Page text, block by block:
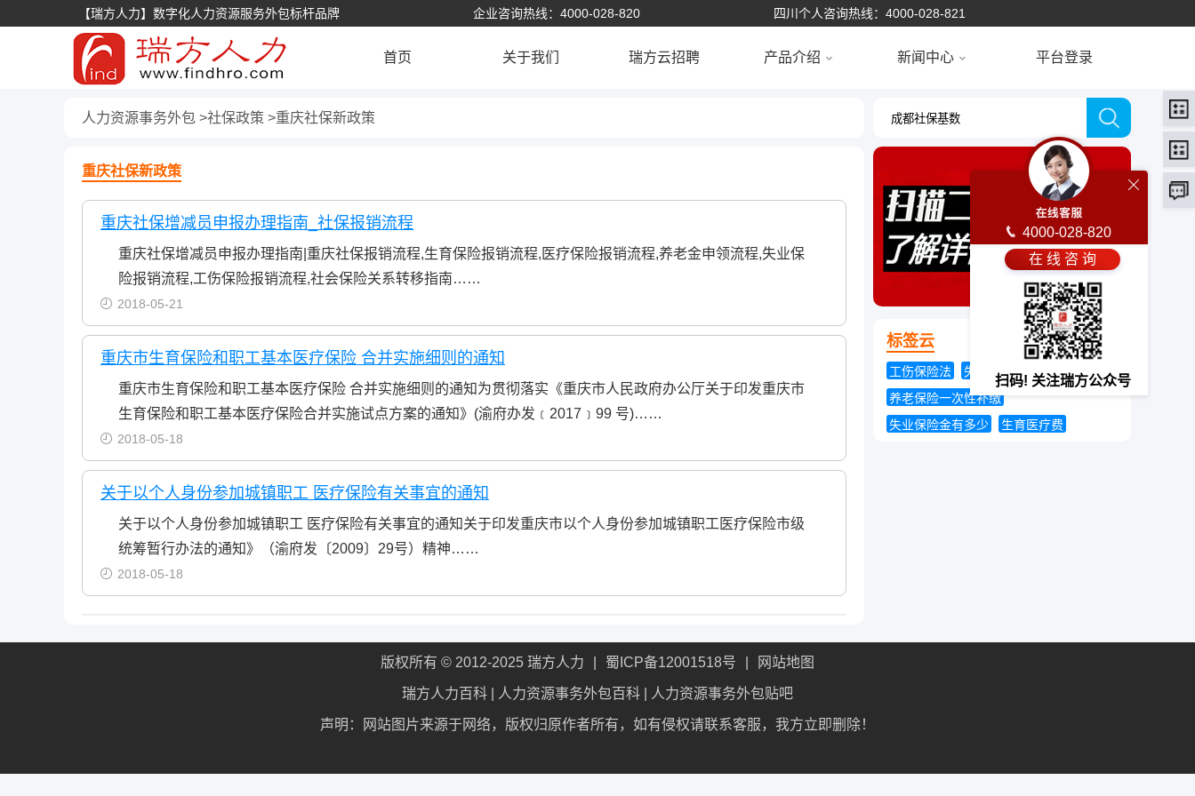
【瑞方人力】数字化人力资源服务外包标杆品牌 企业咨询热线：4000-028-820 四川个人咨询热线：4000-028-821
首页 关于我们 瑞方云招聘 产品介绍 新闻中心 平台登录
人力资源事务外包 社保政策 重庆社保新政策
重庆社保新政策
重庆社保增减员申报办理指南_社保报销流程
重庆社保增减员申报办理指南|重庆社保报销流程,生育保险报销流程,医疗保险报销流程,养老金申领流程,失业保
险报销流程,工伤保险报销流程,社会保险关系转移指南……
2018-05-21
重庆市生育保险和职工基本医疗保险 合并实施细则的通知
重庆市生育保险和职工基本医疗保险 合并实施细则的通知为贯彻落实《重庆市人民政府办公厅关于印发重庆市
生育保险和职工基本医疗保险合并实施试点方案的通知》(渝府办发﹝2017﹞99 号)……
2018-05-18
关于以个人身份参加城镇职工 医疗保险有关事宜的通知
关于以个人身份参加城镇职工 医疗保险有关事宜的通知关于印发重庆市以个人身份参加城镇职工医疗保险市级
统筹暂行办法的通知》（渝府发〔2009〕29号）精神……
2018-05-18
标签云
工伤保险法
失业保险费率降低
养老保险一次性补缴
失业保险金有多少
生育医疗费
版权所有 © 2012-2025 瑞方人力 蜀ICP备12001518号 网站地图
瑞方人力百科 人力资源事务外包百科 人力资源事务外包贴吧
声明：网站图片来源于网络，版权归原作者所有，如有侵权请联系客服，我方立即删除！
4000-028-820
在 线 咨 询
扫码! 关注瑞方公众号